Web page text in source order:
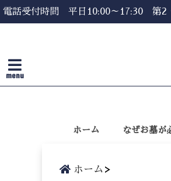
電話受付時間 平日10:00～17:30 第2
menu
ホーム なぜお墓が
ホーム